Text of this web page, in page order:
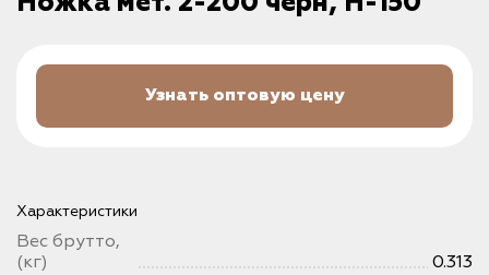
Узнать оптовую цену
Характеристики
Вес брутто,
(кг)
0.313